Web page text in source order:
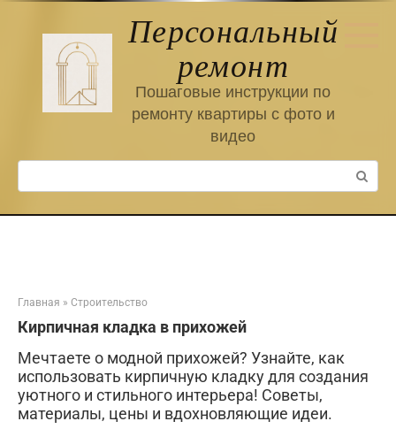
Персональный
ремонт
Пошаговые инструкции по
ремонту квартиры с фото и
видео
Поиск:
Главная » Строительство
Кирпичная кладка в прихожей
Мечтаете о модной прихожей? Узнайте, как
использовать кирпичную кладку для создания
уютного и стильного интерьера! Советы,
материалы, цены и вдохновляющие идеи.